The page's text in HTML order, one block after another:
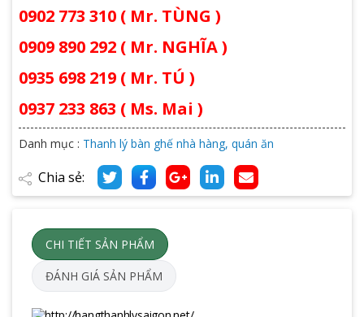
0902 773 310 ( Mr. TÙNG )
0909 890 292 ( Mr. NGHĨA )
0935 698 219 ( Mr. TÚ )
0937 233 863 ( Ms. Mai )
Danh mục : Thanh lý bàn ghế nhà hàng, quán ăn
Chia sẻ:
CHI TIẾT SẢN PHẨM
ĐÁNH GIÁ SẢN PHẨM